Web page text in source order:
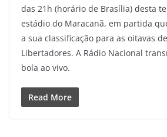
das 21h (horário de Brasília) desta
estádio do Maracanã, em partida
a sua classificação para as oitavas
Libertadores. A Rádio Nacional
bola ao vivo.
Read More